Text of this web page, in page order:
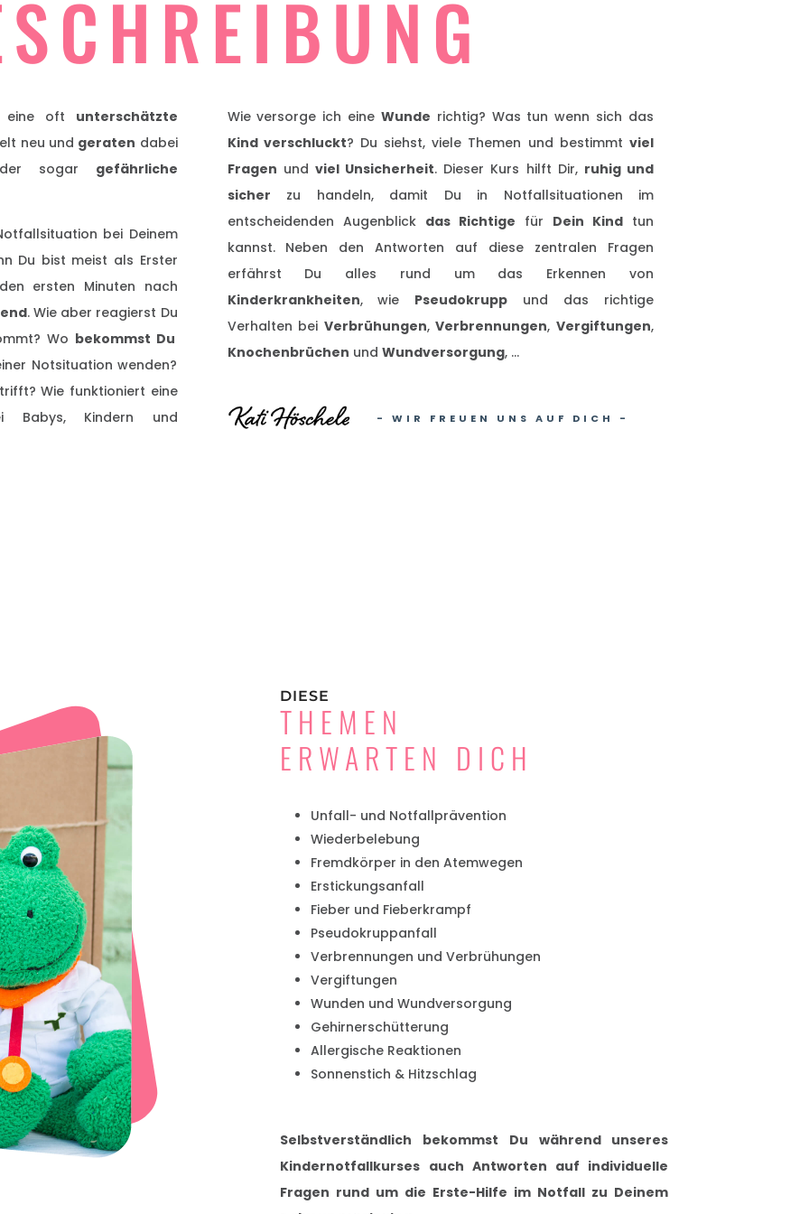
eine oft unterschätzte
neu und geraten dabei
sogar gefährliche
bei Deinem
Du bist meist als Erster
ersten Minuten nach
. Wie aber reagierst Du
Wo bekommst Du
Notsituation wenden?
Wie funktioniert eine
Kindern und
Wie versorge ich eine Wunde richtig? Was tun wenn sich das
Kind verschluckt? Du siehst, viele Themen und bestimmt viel
Fragen und viel Unsicherheit. Dieser Kurs hilft Dir, ruhig und
sicher zu handeln, damit Du in Notfallsituationen im
entscheidenden Augenblick das Richtige für Dein Kindtun
kannst. Neben den Antworten auf diese zentralen Fragen
erfährst Du alles rund um das Erkennen von
Kinderkrankheiten, wie Pseudokrupp und das richtige
Verhalten bei Verbrühungen,Verbrennungen, Vergiftungen,
Knochenbrüchen und Wundversorgung, …
- WIR FREUEN UNS AUF DICH -
DIESE
THEMEN
ERWARTEN DICH
Unfall- und Notfallprävention
Wiederbelebung
Fremdkörper in den Atemwegen
Erstickungsanfall
Fieber und Fieberkrampf
Pseudokruppanfall
Verbrennungen und Verbrühungen
Vergiftungen
Wunden und Wundversorgung
Gehirnerschütterung
Allergische Reaktionen
Sonnenstich & Hitzschlag
Selbstverständlich bekommst Du während unseres
Kindernotfallkurses auch Antworten auf individuelle
Fragen rund um die Erste-Hilfe im Notfall zu Deinem